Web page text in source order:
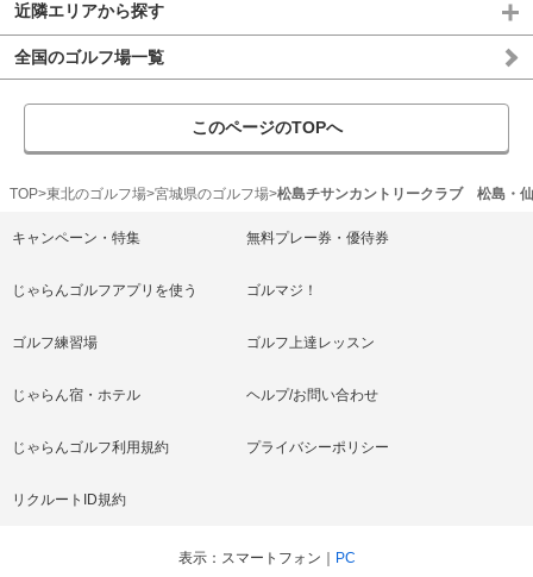
近隣エリアから探す
全国のゴルフ場一覧
このページのTOPへ
TOP 東北のゴルフ場 宮城県のゴルフ場 松島チサンカントリークラブ 松島・
キャンペーン・特集 無料プレー券・優待券
じゃらんゴルフアプリを使う ゴルマジ！
ゴルフ練習場 ゴルフ上達レッスン
じゃらん宿・ホテル ヘルプ/お問い合わせ
じゃらんゴルフ利用規約 プライバシーポリシー
リクルートID規約
表示 スマートフォン PC